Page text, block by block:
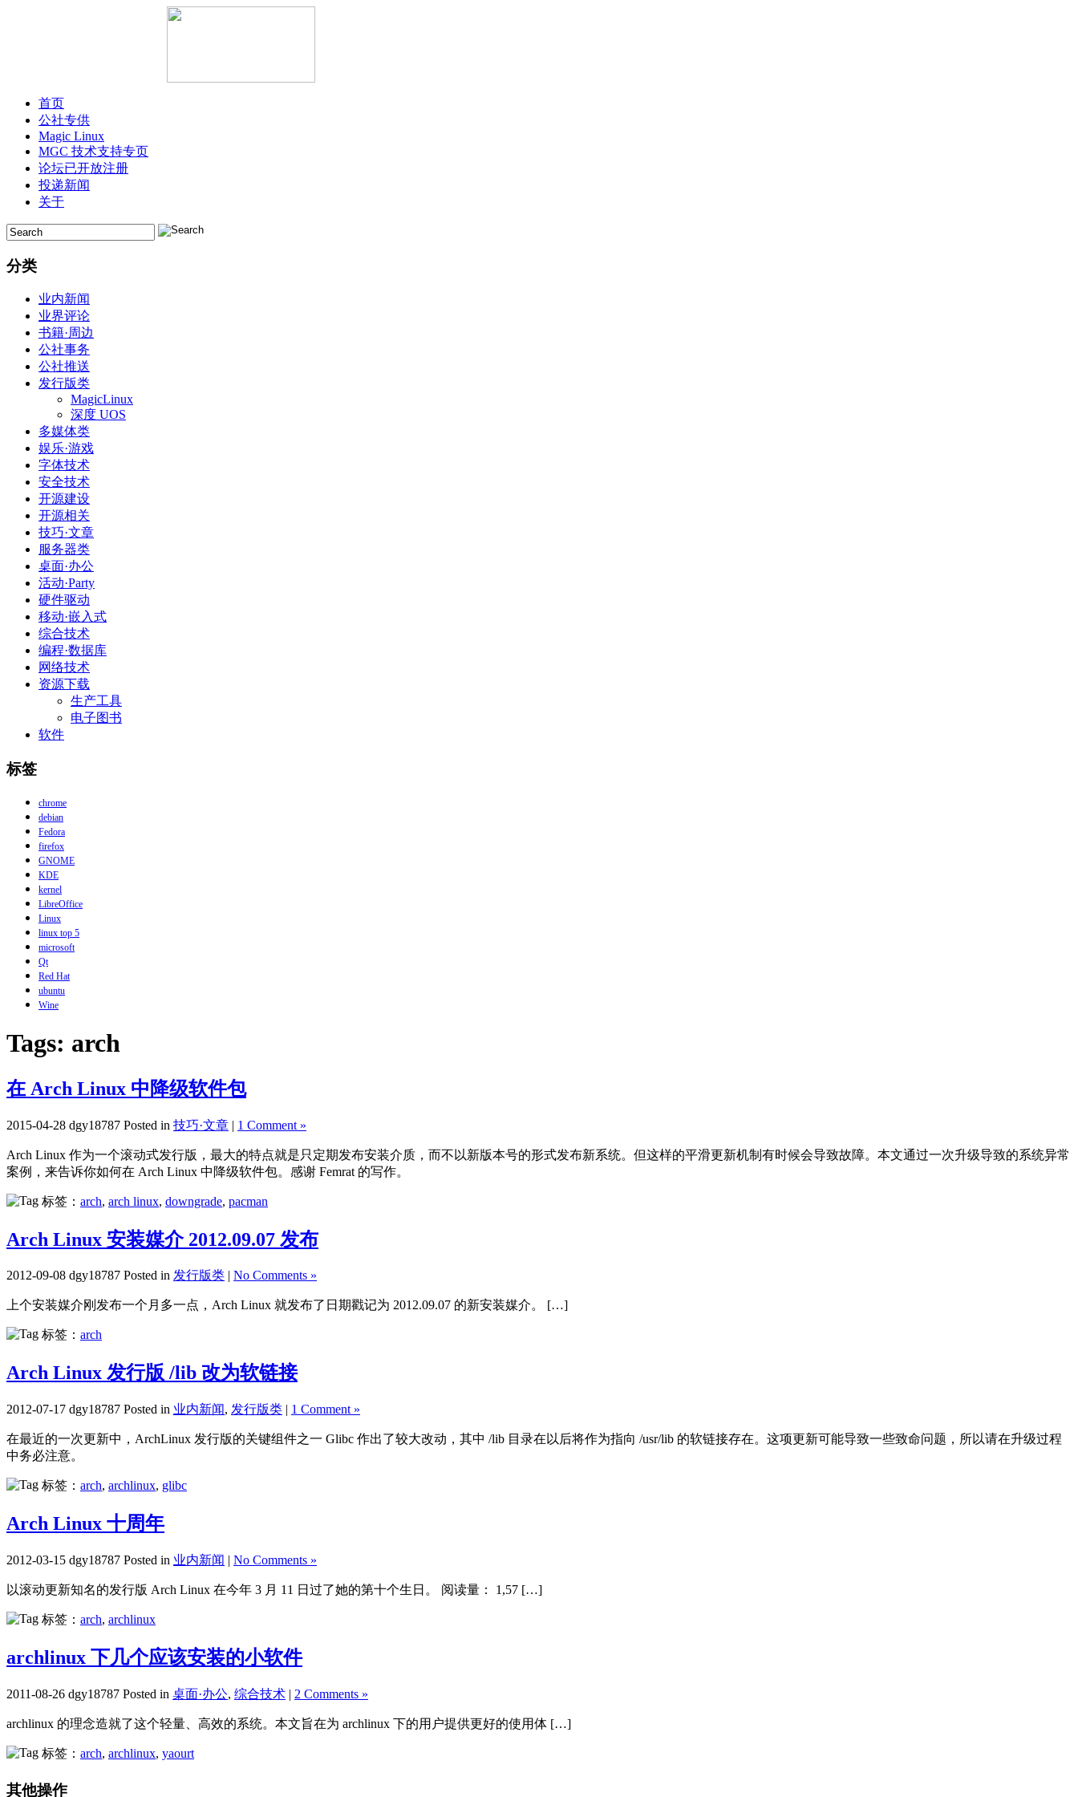
首页
公社专供
Magic Linux
MGC 技术支持专页
论坛已开放注册
投递新闻
关于
分类
业内新闻
业界评论
书籍·周边
公社事务
公社推送
发行版类
MagicLinux
深度 UOS
多媒体类
娱乐·游戏
字体技术
安全技术
开源建设
开源相关
技巧·文章
服务器类
桌面·办公
活动·Party
硬件驱动
移动·嵌入式
综合技术
编程·数据库
网络技术
资源下载
生产工具
电子图书
软件
标签
chrome
debian
Fedora
firefox
GNOME
KDE
kernel
LibreOffice
Linux
linux top 5
microsoft
Qt
Red Hat
ubuntu
Wine
Tags: arch
在 Arch Linux 中降级软件包
2015-04-28 dgy18787 Posted in 技巧·文章 | 1 Comment »
Arch Linux 作为一个滚动式发行版，最大的特点就是只定期发布安装介质，而不以新版本号的形式发布新系统。但这样的平滑更新机制有时候会导致故障。本文通过一次升级导致的系统异常
案例，来告诉你如何在 Arch Linux 中降级软件包。感谢 Femrat 的写作。
标签： arch, arch linux, downgrade, pacman
Arch Linux 安装媒介 2012.09.07 发布
2012-09-08 dgy18787 Posted in 发行版类 No Comments »
上个安装媒介刚发布一个月多一点，Arch Linux 就发布了日期戳记为 2012.09.07 的新安装媒介。 […]
标签： arch
Arch Linux 发行版 /lib 改为软链接
2012-07-17 dgy18787 Posted in 业内新闻, 发行版类 | 1 Comment »
在最近的一次更新中，ArchLinux 发行版的关键组件之一 Glibc 作出了较大改动，其中 /lib 目录在以后将作为指向 /usr/lib 的软链接存在。这项更新可能导致一些致命问题，所以请在升级过程
中务必注意。
标签： arch, archlinux, glibc
Arch Linux 十周年
2012-03-15 dgy18787 Posted in 业内新闻 | No Comments »
以滚动更新知名的发行版 Arch Linux 在今年 3 月 11 日过了她的第十个生日。 阅读量： 1,57 […]
标签： arch, archlinux
archlinux 下几个应该安装的小软件
2011-08-26 dgy18787 Posted in 桌面·办公, 综合技术 | 2 Comments »
archlinux 的理念造就了这个轻量、高效的系统。本文旨在为 archlinux 下的用户提供更好的使用体 […]
标签： arch, archlinux, yaourt
其他操作